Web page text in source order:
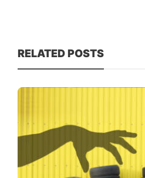
RELATED POSTS